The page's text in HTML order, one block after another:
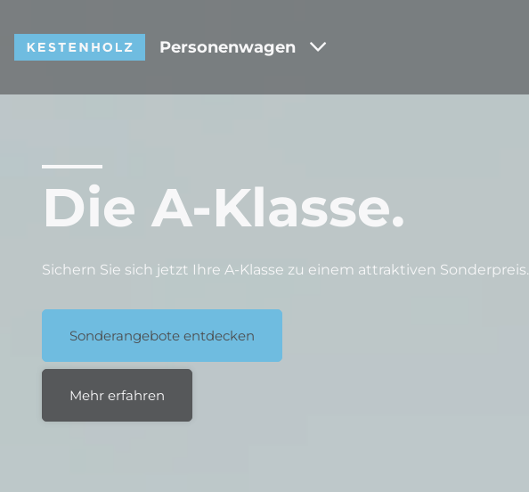
Personenwagen
Die A-Klasse.
Sichern Sie sich jetzt Ihre A-Klasse zu einem attraktiven Sonderpreis.
Sonderangebote entdecken
Mehr erfahren